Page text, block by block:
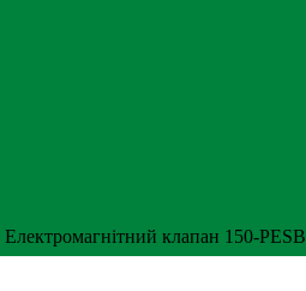
Електромагнітний клапан 150-PESB